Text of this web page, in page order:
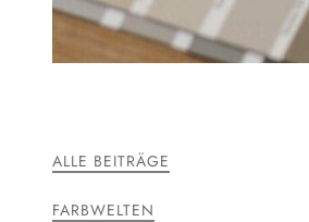
ALLE BEITRÄGE
FARBWELTEN